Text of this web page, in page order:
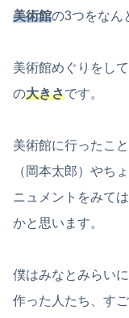
美術館の3つをなん
美術館めぐりをし
の大きさです。
美術館に行ったこ
（岡本太郎）やち
ニュメントをみて
かと思います。
僕はみなとみらい
作った人たち、す